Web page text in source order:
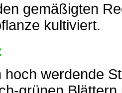
gemäßigten
kultiviert.
hoch werdende